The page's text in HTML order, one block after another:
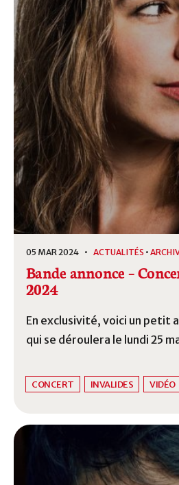
05 MAR 2024 • ACTUALITÉS •
Bande annonce –
2024
En exclusivité, voici un petit
qui se déroulera le lundi 25
Degand, violoniste et
Conservatoir national
Klingelschmitt interprètent
George et échangent sur
exceptionnelle de l’histoire
CONCERT INVALIDES VIDÉO